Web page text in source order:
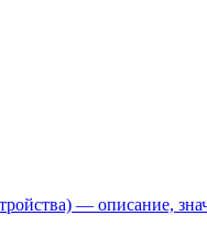
— описание,